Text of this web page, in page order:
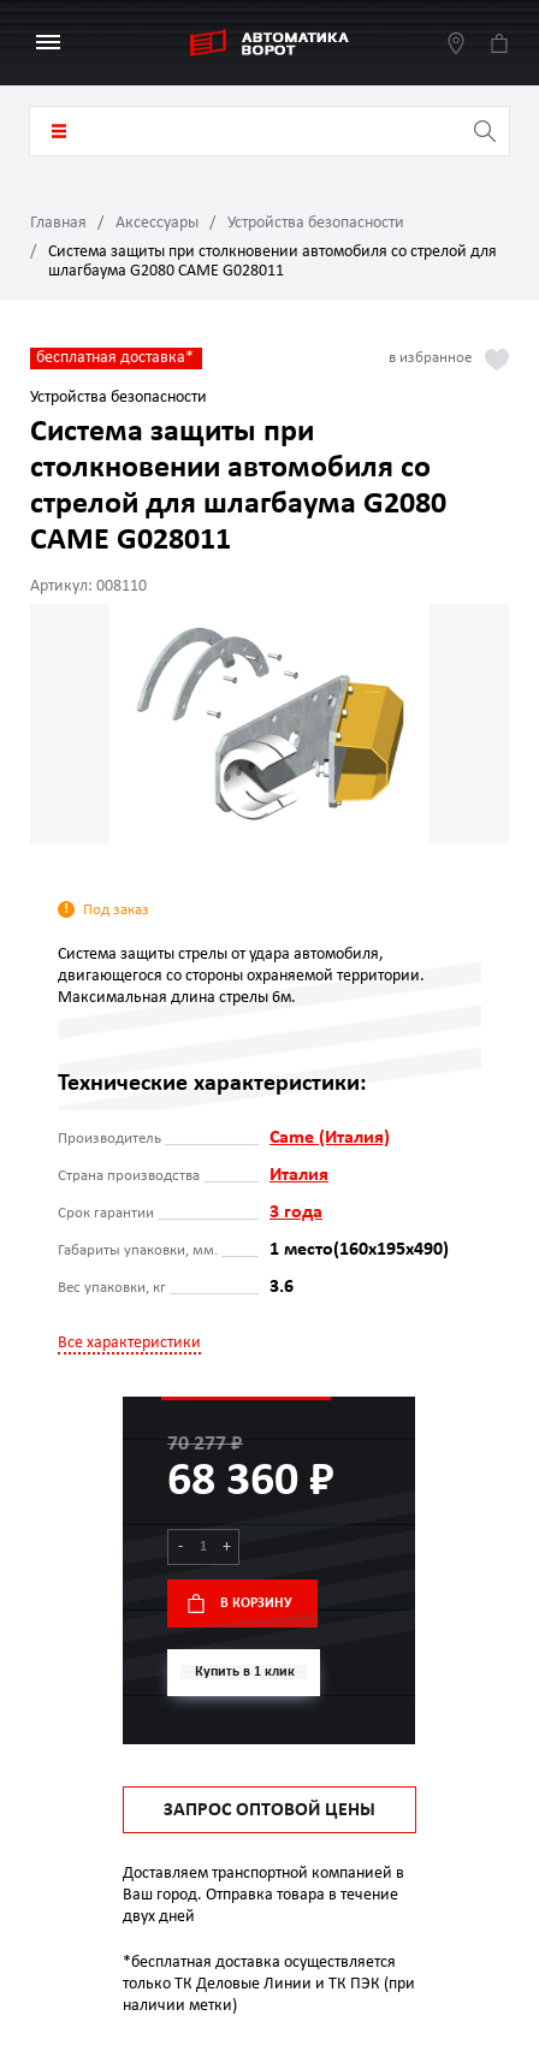
Главная Аксессуары
Устройства безопасности
Система защиты при столкновении автомобиля со стрелой для
шлагбаума G2080 CAME G028011
бесплатная доставка*
Устройства безопасности
Система защиты при
столкновении автомобиля со
стрелой для шлагбаума G2080
CAME G028011
Артикул: 008110
Под заказ
Система защиты стрелы от удара автомобиля,
двигающегося со стороны охраняемой территории.
Максимальная длина стрелы 6м.
Технические характеристики:
Производитель Came (Италия)
Страна производства Италия
Срок гарантии 3 года
Габариты упаковки, мм. 1 место(160х195х490)
Вес упаковки, кг 3.6
Все характеристики
70 277 ₽
68 360 ₽
- +
В КОРЗИНУ
Купить в 1 клик
ЗАПРОС ОПТОВОЙ ЦЕНЫ
Доставляем транспортной компанией в
Ваш город. Отправка товара в течение
двух дней
*бесплатная доставка осуществляется
только ТК Деловые Линии и ТК ПЭК (при
наличии метки)